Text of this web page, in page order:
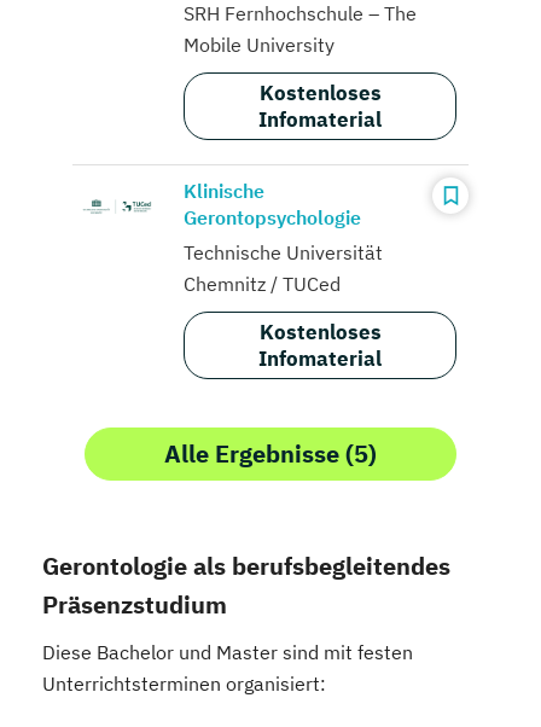
SRH Fernhochschule – The
Mobile University
Kostenloses
Infomaterial
Klinische
Gerontopsychologie
Technische Universität
Chemnitz / TUCed
Kostenloses
Infomaterial
Alle Ergebnisse (5)
Gerontologie als berufsbegleitendes
Präsenzstudium
Diese Bachelor und Master sind mit festen
Unterrichtsterminen organisiert: